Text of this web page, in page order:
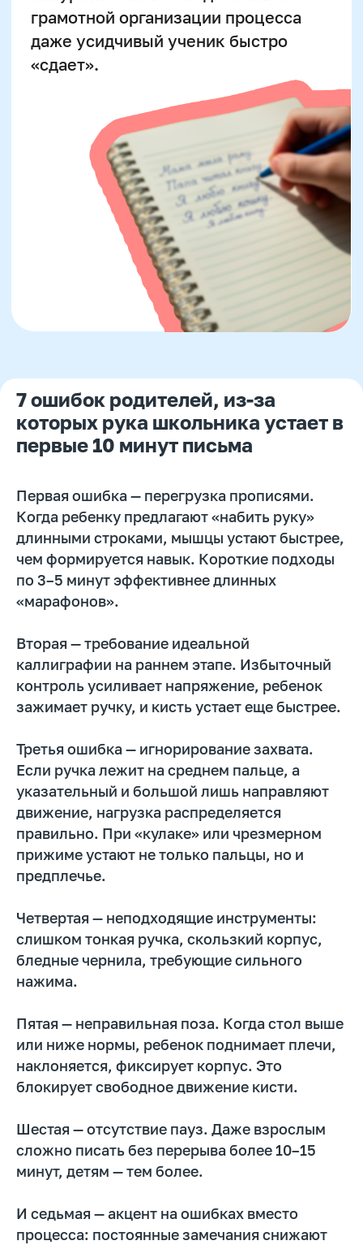
7 ошибок родителей, из-за
которых рука школьника устает в
первые 10 минут письма
Первая ошибка — перегрузка прописями.
Когда ребенку предлагают «набить руку»
длинными строками, мышцы устают быстрее,
чем формируется навык. Короткие подходы
по 3–5 минут эффективнее длинных
«марафонов».
Вторая — требование идеальной
каллиграфии на раннем этапе. Избыточный
контроль усиливает напряжение, ребенок
зажимает ручку, и кисть устает еще быстрее.
Третья ошибка — игнорирование захвата.
Если ручка лежит на среднем пальце, а
указательный и большой лишь направляют
движение, нагрузка распределяется
правильно. При «кулаке» или чрезмерном
прижиме устают не только пальцы, но и
предплечье.
Четвертая — неподходящие инструменты:
слишком тонкая ручка, скользкий корпус,
бледные чернила, требующие сильного
нажима.
Пятая — неправильная поза. Когда стол выше
или ниже нормы, ребенок поднимает плечи,
наклоняется, фиксирует корпус. Это
блокирует свободное движение кисти.
Шестая — отсутствие пауз. Даже взрослым
сложно писать без перерыва более 10–15
минут, детям — тем более.
И седьмая — акцент на ошибках вместо
процесса: постоянные замечания снижают